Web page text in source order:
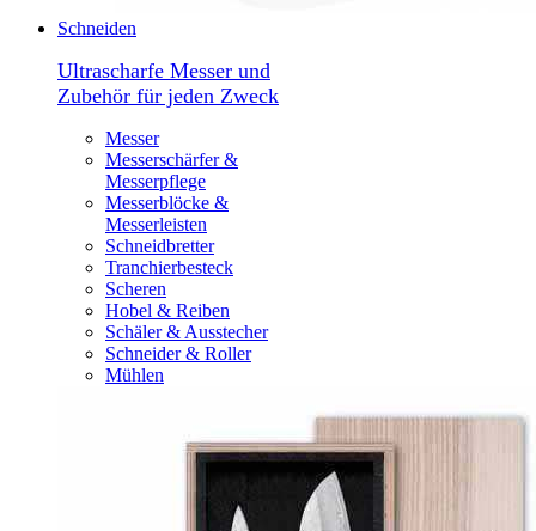
Schneiden
Ultrascharfe Messer und
Zubehör für jeden Zweck
Messer
Messerschärfer &
Messerpflege
Messerblöcke &
Messerleisten
Schneidbretter
Tranchierbesteck
Scheren
Hobel & Reiben
Schäler & Ausstecher
Schneider & Roller
Mühlen